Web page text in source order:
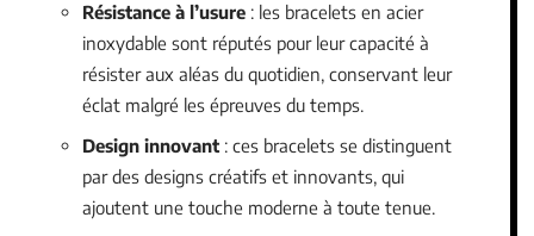
Résistance à l’usure : les bracelets en acier
inoxydable sont réputés pour leur capacité à
résister aux aléas du quotidien, conservant leur
éclat malgré les épreuves du temps.
Design innovant : ces bracelets se distinguent
par des designs créatifs et innovants, qui
ajoutent une touche moderne à toute tenue.